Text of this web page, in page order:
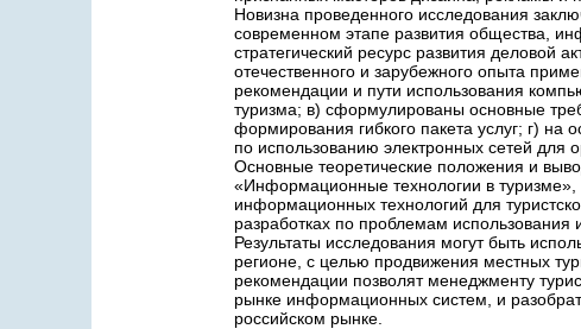
Новизна проведенного исследования
современном этапе развития общества,
стратегический ресурс развития деловой
отечественного и зарубежного опыта
рекомендации и пути использования
туризма; в) сформулированы основные
формирования гибкого пакета услуг; г) на
по использованию электронных сетей для
Основные теоретические положения и
«Информационные технологии в туризме»,
информационных технологий для
разработках по проблемам
Результаты исследования могут быть
регионе, с целью продвижения местных
рекомендации позволят менеджменту
рынке информационных систем, и
российском рынке.